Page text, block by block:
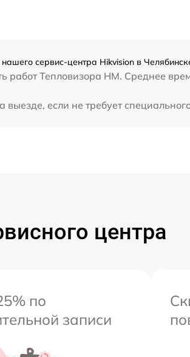
сервис-центра Hikvision в
работ Тепловизора HM. Среднее
если не требует
центра
по
записи